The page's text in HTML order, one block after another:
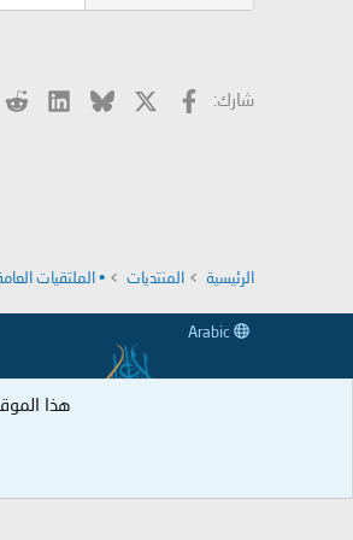
شارك: فيسبوك Bluesky
الرئيسية المنتديات • الملتقيات
هذا